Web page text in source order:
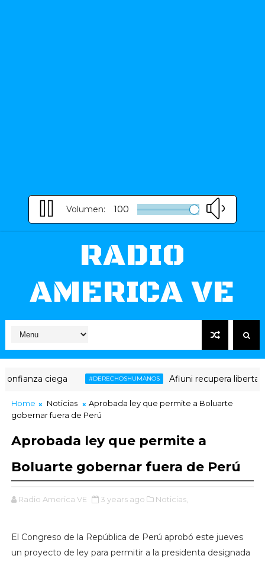
Volumen: 100
RADIO
AMERICA VE
ciega #DERECHOSHUMANOS Afiuni recupera libertad
Home Noticias
Aprobada ley que permite a Boluarte
gobernar fuera de Perú
Aprobada ley que permite a
Boluarte gobernar fuera de Perú
Radio America VE 3 years ago Noticias,
El Congreso de la República de Perú aprobó este jueves
un proyecto de ley para permitir a la presidenta designada